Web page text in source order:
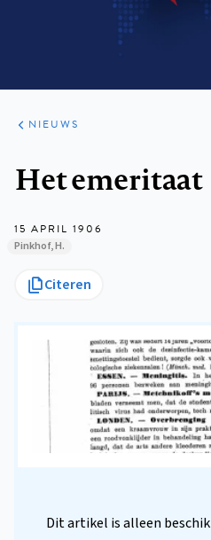
ARTIKELEN
HET
KORT
NIEUWS
Het emeritaat
15 APRIL 1906
Pinkhof, H.
Citeren
Dit artikel is alleen